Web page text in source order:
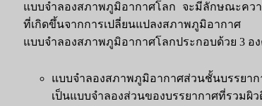
แบบจำลองสภาพภูมิอากาศโลก จะมีลักษณะคว
ที่เกิดขึ้นจากการเปลี่ยนแปลงสภาพภูมิอากาศ
แบบจำลองสภาพภูมิอากาศโลกประกอบด้วย 3 อ
แบบจำลองสภาพภูมิอากาศส่วนชั้นบรรยากาศ
เป็นแบบจำลองส่วนของบรรยากาศที่รวมผิว